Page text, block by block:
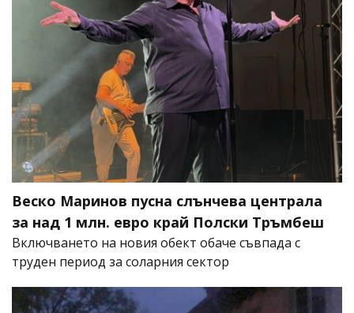
Веско Маринов пусна слънчева централа
за над 1 млн. евро край Полски Тръмбеш
Включването на новия обект обаче съвпада с
труден период за соларния сектор